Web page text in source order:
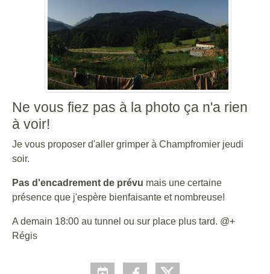
Ne vous fiez pas à la photo ça n'a rien
à voir!
Je vous proposer d'aller grimper à Champfromier jeudi
soir.
Pas d'encadrement de prévu mais une certaine
présence que j'espère bienfaisante et nombreuse!
A demain 18:00 au tunnel ou sur place plus tard. @+
Régis